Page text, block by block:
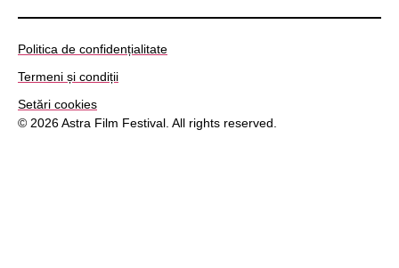
Politica de confidențialitate
Termeni și condiții
Setări cookies
© 2026 Astra Film Festival. All rights reserved.